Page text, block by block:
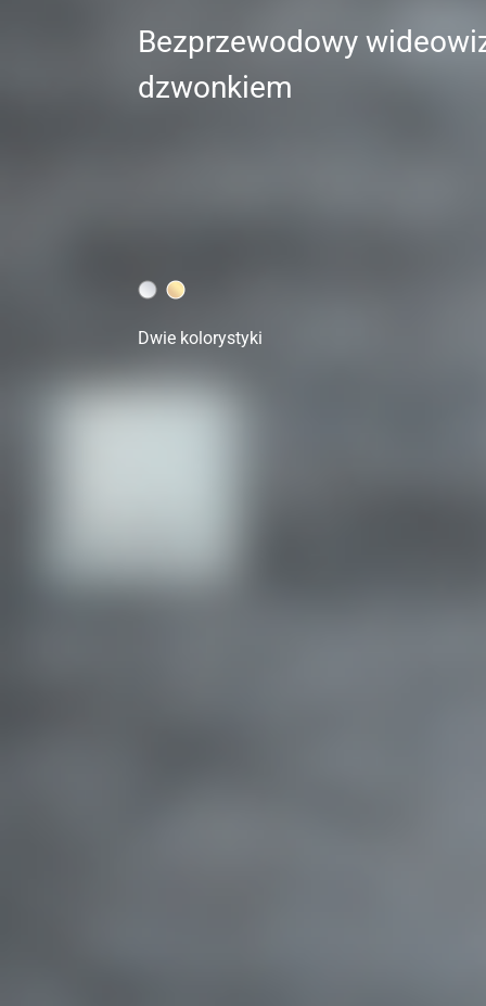
Bezprzewodowy
dzwonkiem
Dwie kolorystyki